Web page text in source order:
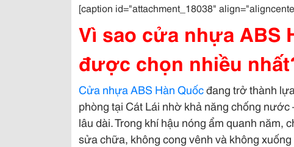
[caption id="attachment_18038"
Vì sao cửa nhựa ABS
được chọn nhiều
Cửa nhựa ABS Hàn Quốcđang trở thành
phòng tại Cát Lái nhờ khả năng chống nước
lâu dài. Trong khí hậu nóng ẩm quanh năm,
sửa chữa, không cong vênh và không